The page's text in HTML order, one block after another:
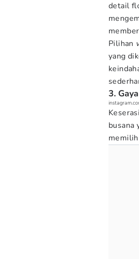
detail
Pilihan
yang
3.
busana